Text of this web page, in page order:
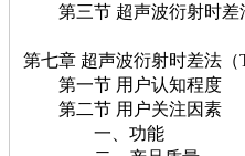
第三节 超声波衍射时差
第七章 超声波衍射时差法
第一节 用户认知程度
第二节 用户关注因素
一、功能